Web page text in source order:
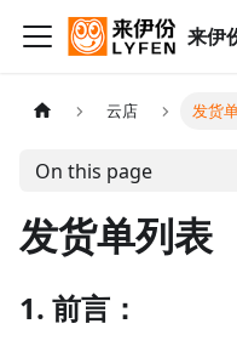
来伊
云店 发货
On this page
发货单列表
1. 前言：